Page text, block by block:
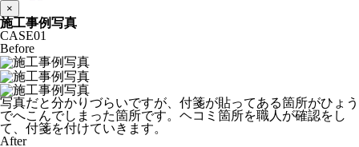
×
施工事例写真
CASE01
Before
写真だと分かりづらいですが、付箋が貼ってある箇所がひょう
でへこんでしまった箇所です。ヘコミ箇所を職人が確認をし
て、付箋を付けていきます。
After